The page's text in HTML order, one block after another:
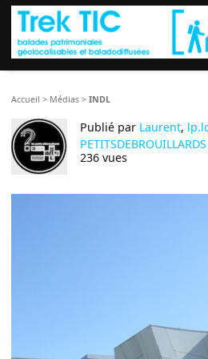
Accueil > Médias >INDL
Publié par Laurent,
PETITSDEBROUILLARDS
236 vues